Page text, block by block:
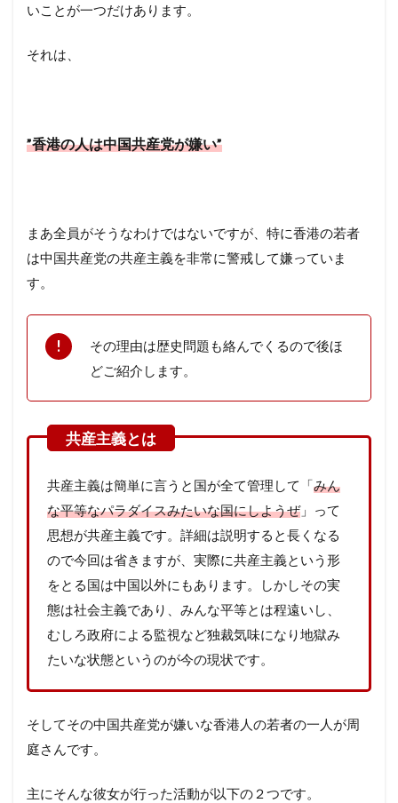
いことが一つだけあります。
それは、
”香港の人は中国共産党が嫌い”
まあ全員がそうなわけではないですが、特に香港の若者
は中国共産党の共産主義を非常に警戒して嫌っていま
す。
その理由は歴史問題も絡んでくるので後ほ
どご紹介します。
共産主義は簡単に言うと国が全て管理して「みん
な平等なパラダイスみたいな国にしようぜ」って
思想が共産主義です。詳細は説明すると長くなる
ので今回は省きますが、実際に共産主義という形
をとる国は中国以外にもあります。しかしその実
態は社会主義であり、みんな平等とは程遠いし、
むしろ政府による監視など独裁気味になり地獄み
たいな状態というのが今の現状です。
そしてその中国共産党が嫌いな香港人の若者の一人が周
庭さんです。
主にそんな彼女が行った活動が以下の２つです。